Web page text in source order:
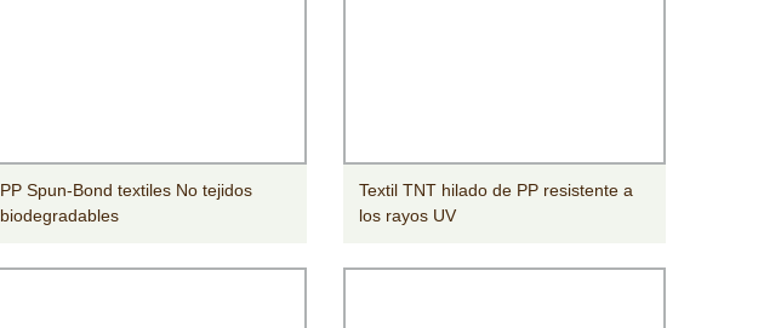
PP Spun-Bond textiles No tejidos
biodegradables
Textil TNT hilado de PP resistente a
los rayos UV